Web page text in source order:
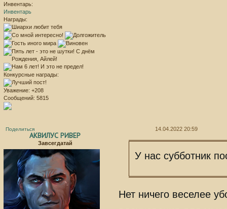
Инвентарь:
Инвентарь
Награды:
Конкурсные награды:
Уважение: +208
Сообщений: 5815
Поделиться 14.04.2022 20:59
АКВИЛУС РИВЕР
Завсегдатай
У нас субботник
Нет ничего веселее